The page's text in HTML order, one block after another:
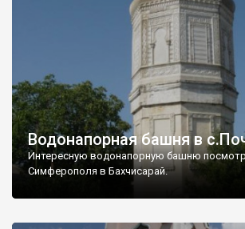
Водонапорная башня в
Интересную водонапорную башню
Симферополя в Бахчисарай.